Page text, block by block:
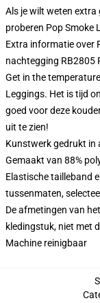
Als je wilt weten extra
proberen Pop Smoke
Extra informatie over
nachtegging RB2805
Get in the
Leggings. Het is tijd
goed voor deze
uit te zien!
Kunstwerk gedrukt in
Gemaakt van 88%
Elastische tailleband
tussenmaten,
De afmetingen van
kledingstuk, niet met
Machine reinigbaar